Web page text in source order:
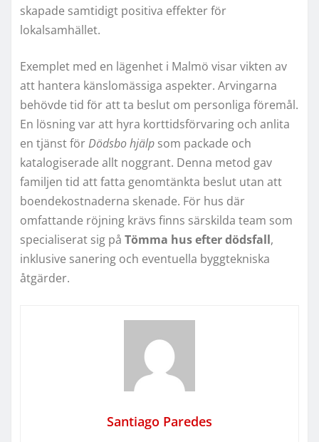
skapade samtidigt positiva effekter för
lokalsamhället.
Exemplet med en lägenhet i Malmö visar vikten av
att hantera känslomässiga aspekter. Arvingarna
behövde tid för att ta beslut om personliga föremål.
En lösning var att hyra korttidsförvaring och anlita
en tjänst förDödsbo hjälp som packade och
katalogiserade allt noggrant. Denna metod gav
familjen tid att fatta genomtänkta beslut utan att
boendekostnaderna skenade. För hus där
omfattande röjning krävs finns särskilda team som
specialiserat sig på Tömma hus efter dödsfall,
inklusive sanering och eventuella byggtekniska
åtgärder.
Santiago Paredes